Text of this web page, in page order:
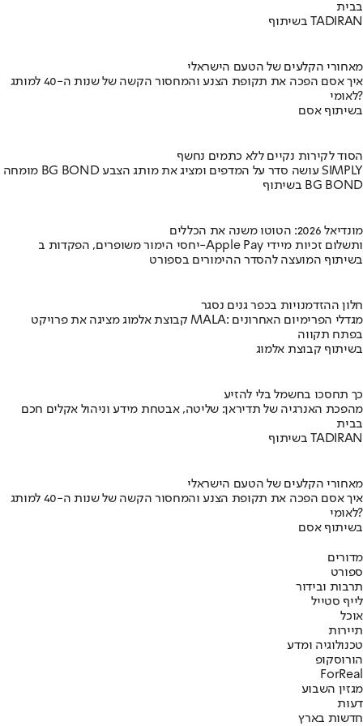
בבית
בשיתוף TADIRAN
מאחורי הקלעים של הטעם הישראלי
איך אסם הפכה את תקופת הצנע והמחסור הקשה של שנות ה-40 למותג
לאומי?
בשיתוף אסם
הסוד לקירות נקיים ללא כתמים נחשף
מומחה BG BOND עושה סדר על המדפים ומציג את מותג הצבע SIMPLY
בשיתוף BG BOND
מונדיאל 2026: הטוטו משנה את הכללים
יחסי הימור משופרים, הפקדות ב-Apple Pay ותשלום זכיות מיידי
בשיתוף המועצה להסדר ההימורים בספורט
חלון ההזדמנויות בכפר גנים נסגר
קבוצת אלמוג מציגה את פרויקט MALA: מגדלי הפרימיום האחרונים
בפתח תקווה
בשיתוף קבוצת אלמוג
כך תחסכו בחשמל בלי להזיע
מהפכת האנרגיה של תדיראן: שליטה, אבטחת מידע וניהול אקלים חכם
בבית
בשיתוף TADIRAN
מאחורי הקלעים של הטעם הישראלי
איך אסם הפכה את תקופת הצנע והמחסור הקשה של שנות ה-40 למותג
לאומי?
בשיתוף אסם
מדורים
ספורט
תרבות ובידור
לייף סטייל
אוכל
תיירות
טכנולוגיה ומדע
הורוסקופ
ForReal
מגזין השבוע
דעות
חדשות בארץ